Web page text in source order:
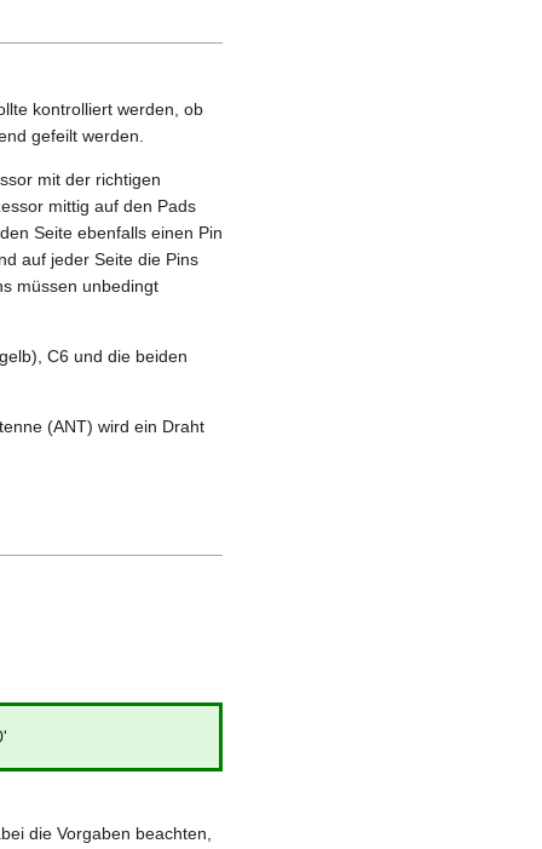
kontrolliert werden, ob
gefeilt werden.
mit der richtigen
mittig auf den Pads
Seite ebenfalls einen Pin
auf jeder Seite die Pins
müssen unbedingt
C6 und die beiden
(ANT) wird ein Draht
die Vorgaben beachten,